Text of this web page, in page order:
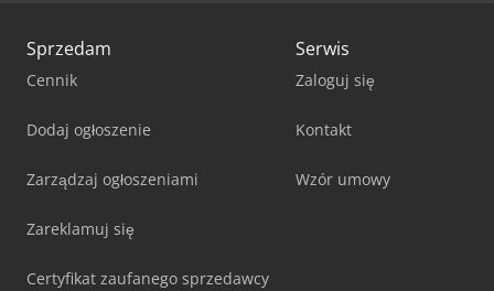
Sprzedam
Cennik
Dodaj ogłoszenie
Zarządzaj ogłoszeniami
Zareklamuj się
Certyfikat zaufanego sprzedawcy
Serwis
Zaloguj się
Kontakt
Wzór umowy